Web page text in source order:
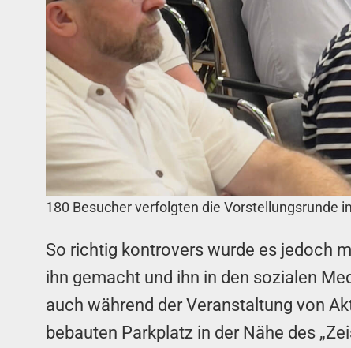
180 Besucher verfolgten die Vorstellungsrunde
So richtig kontrovers wurde es jedoch
ihn gemacht und ihn in den sozialen
auch während der Veranstaltung von
bebauten Parkplatz in der Nähe des